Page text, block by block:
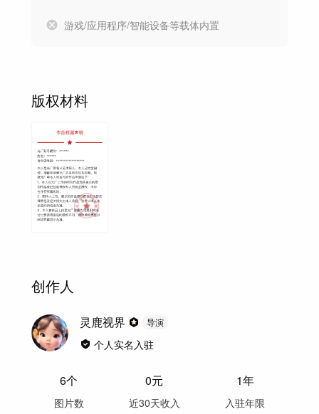
游戏/应用程序/智能设备等载体内置
版权材料
创作人
灵鹿视界 导演
个人实名入驻
6个
图片数
0元
近30天收入
1年
入驻年限